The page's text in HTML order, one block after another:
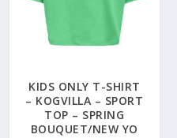
KIDS ONLY T-SHIRT
– KOGVILLA – SPORT
TOP – SPRING
BOUQUET/NEW YO